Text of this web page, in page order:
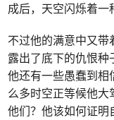
成后，天空闪烁着一
不过他的满意中又
露出了底下的仇恨种
他还有一些愚蠢到
么多时空正等候他
他们？他该如何证